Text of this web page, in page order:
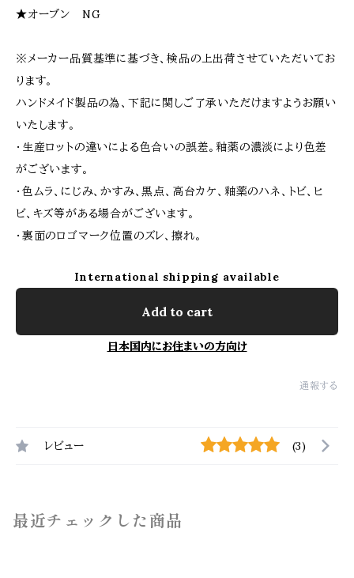
★オーブン NG
※メーカー品質基準に基づき、検品の上出荷させていただいてお
ります。
ハンドメイド製品の為、下記に関しご了承いただけますようお願い
いたします。
・生産ロットの違いによる色合いの誤差。釉薬の濃淡により色差
がございます。
・色ムラ、にじみ、かすみ、黒点、高台カケ、釉薬のハネ、トビ、ヒ
ビ、キズ等がある場合がございます。
・裏面のロゴマーク位置のズレ、擦れ。
International shipping available
Add to cart
日本国内にお住まいの方向け
通報する
レビュー (3)
最近チェックした商品